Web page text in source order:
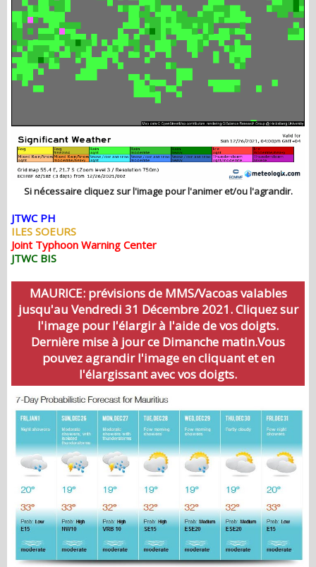
Si nécessaire cliquez sur l'image pour l'animer et/ou l'agrandir.
JTWC PH
ILES SOEURS
Joint Typhoon Warning Center
JTWC BIS
MAURICE: prévisions de MMS/Vacoas valables
jusqu'au Vendredi 31 Décembre 2021. Cliquez sur
l'image pour l'élargir à l'aide de vos doigts.
Dernière mise à jour ce Dimanche matin.Vous
pouvez agrandir l'image en cliquant et en
l'élargissant avec vos doigts.